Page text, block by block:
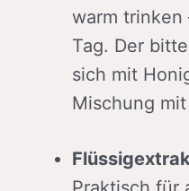
warm trinken
Tag. Der
sich mit
Mischung